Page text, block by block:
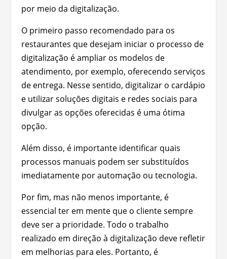
por meio da digitalização.
O primeiro passo recomendado para os
restaurantes que desejam iniciar o processo de
digitalização é ampliar os modelos de
atendimento, por exemplo, oferecendo serviços
de entrega. Nesse sentido, digitalizar o cardápio
e utilizar soluções digitais e redes sociais para
divulgar as opções oferecidas é uma ótima
opção.
Além disso, é importante identificar quais
processos manuais podem ser substituídos
imediatamente por automação ou tecnologia.
Por fim, mas não menos importante, é
essencial ter em mente que o cliente sempre
deve ser a prioridade. Todo o trabalho
realizado em direção à digitalização deve refletir
em melhorias para eles. Portanto, é